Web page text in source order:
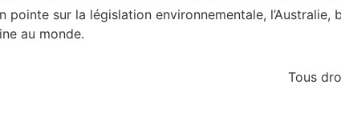
sur la législation environnementale, l’Australie,
au monde.
Tous